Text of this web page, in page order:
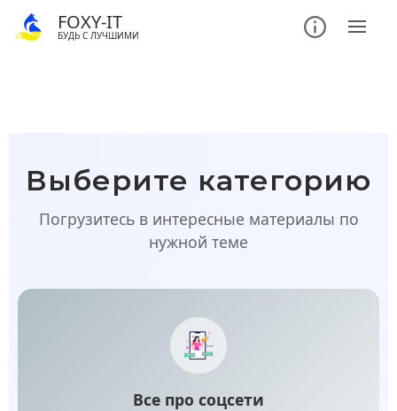
FOXY-IT
БУДЬ С ЛУЧШИМИ
Выберите категорию
Погрузитесь в интересные материалы по
нужной теме
Все про соцсети